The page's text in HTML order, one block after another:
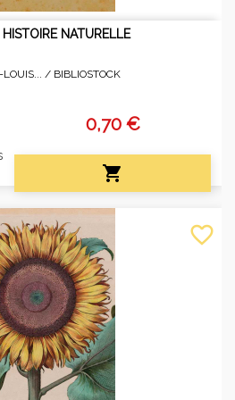
NATURELLE
LOUIS... / BIBLIOSTOCK
0,70 €

favorite_border